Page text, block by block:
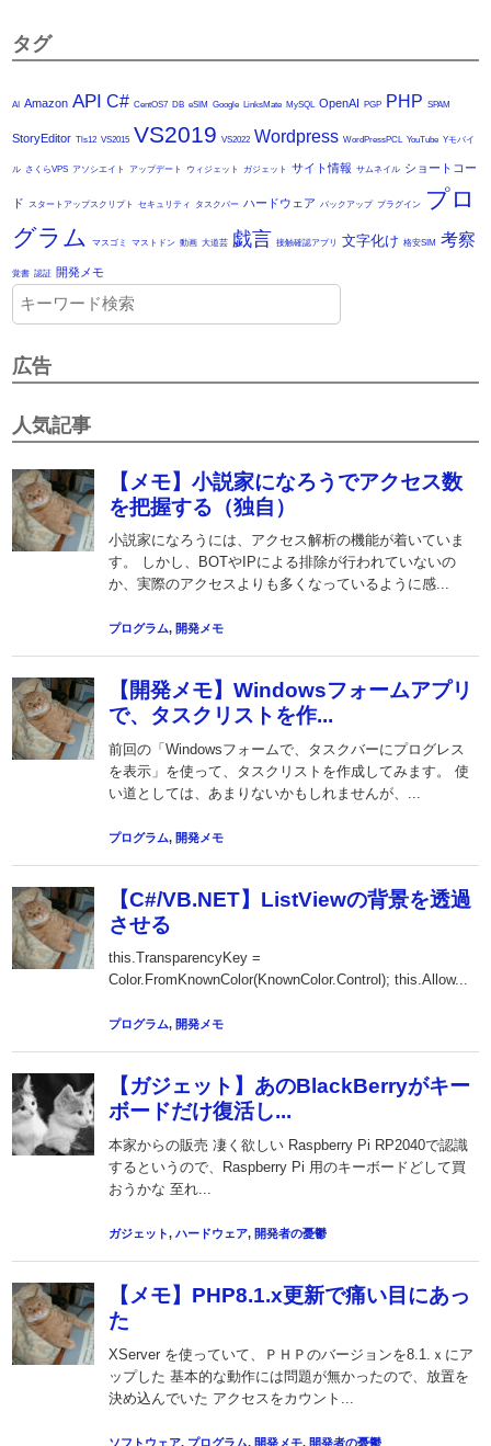
タグ
AI Amazon API C# CentOS7 DB eSIM Google LinksMate MySQL OpenAI PGP PHP SPAM
StoryEditor Tls12 VS2015 VS2019 VS2022 Wordpress WordPressPCL YouTube Yモバイ
ル さくらVPS アソシエイト アップデート ウィジェット ガジェット サイト情報 サムネイル ショートコー
ド スタートアップスクリプト セキュリティ タスクバー ハードウェア バックアップ プラグイン
プロ
グラム
マスゴミ マストドン 動画 大道芸 戯言 接触確認アプリ 文字化け 格安SIM 考察
覚書 認証 開発メモ
広告
人気記事